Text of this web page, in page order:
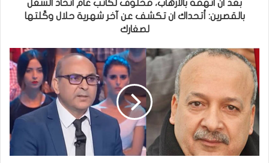
بعد ان اتهمه بالارهاب، مخلوف لكاتب عام اتحاد الشغل
بالقصرين: أتحداك ان تكشف عن آخر شهرية حلال وكّلتها
لصغارك